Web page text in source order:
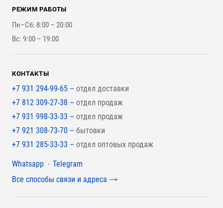
Наши работы
Стройматериалы
Инструменты
Для бутерброда стены
Для наружной отделки
Для покрытия крыши
РЕЖИМ РАБОТЫ
Пн–Сб: 8:00 – 20:00
Вс: 9:00 – 19:00
КОНТАКТЫ
+7 931 294-99-65 – отдел доставки
+7 812 309-27-38 – отдел продаж
+7 931 998-33-33 – отдел продаж
+7 921 308-73-70 – бытовки
+7 931 285-33-33 – отдел оптовых продаж
Мессенджеры
Whatsapp
Telegram
Все способы связи и адреса